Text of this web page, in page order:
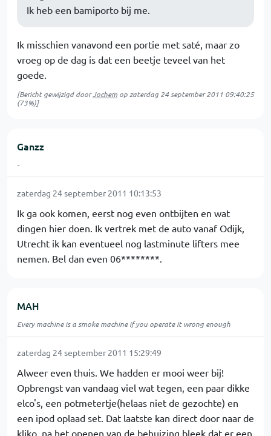
Ik heb een bamiporto bij me.
Ik misschien vanavond een portie met saté, maar zo
vroeg op de dag is dat een beetje teveel van het
goede.
[Bericht gewijzigd doorJochem op zaterdag 24 september 2011 09:40:25
(73%)]
Ganzz
-
zaterdag 24 september 2011 10:13:53
Ik ga ook komen, eerst nog even ontbijten en wat
dingen hier doen. Ik vertrek met de auto vanaf Odijk,
Utrecht ik kan eventueel nog lastminute lifters mee
nemen. Bel dan even 06********.
MAH
Every machine is a smoke machine if you operate it wrong enough
zaterdag 24 september 2011 15:29:49
Alweer even thuis. We hadden er mooi weer bij!
Opbrengst van vandaag viel wat tegen, een paar dikke
elco's, een potmetertje(helaas niet de gezochte) en
een ipod oplaad set. Dat laatste kan direct door naar de
kliko, na het openen van de behuizing bleek dat er een